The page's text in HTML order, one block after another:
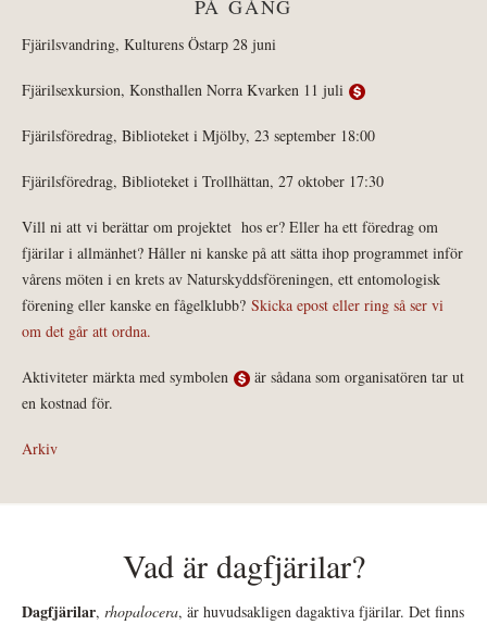
PÅ GÅNG
Fjärilsvandring, Kulturens Östarp 28 juni
Fjärilsexkursion, Konsthallen Norra Kvarken 11 juli
Fjärilsföredrag, Biblioteket i Mjölby, 23 september 18:00
Fjärilsföredrag, Biblioteket i Trollhättan, 27 oktober 17:30
Vill ni att vi berättar om projektet hos er? Eller ha ett föredrag om
fjärilar i allmänhet? Håller ni kanske på att sätta ihop programmet inför
vårens möten i en krets av Naturskyddsföreningen, ett entomologisk
förening eller kanske en fågelklubb? Skicka epost eller ring så ser vi
om det går att ordna.
Aktiviteter märkta med symbolen
är sådana som organisatören tar ut
en kostnad för.
Arkiv
Vad är dagfjärilar?
Dagfjärilar, rhopalocera, är huvudsakligen dagaktiva fjärilar. Det finns